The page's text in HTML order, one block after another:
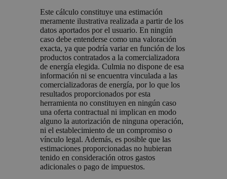
Este cálculo constituye una estimación
meramente ilustrativa realizada a partir de los
datos aportados por el usuario. En ningún
caso debe entenderse como una valoración
exacta, ya que podría variar en función de los
productos contratados a la comercializadora
de energía elegida. Culmia no dispone de esa
información ni se encuentra vinculada a las
comercializadoras de energía, por lo que los
resultados proporcionados por esta
herramienta no constituyen en ningún caso
una oferta contractual ni implican en modo
alguno la autorización de ninguna operación,
ni el establecimiento de un compromiso o
vínculo legal. Además, es posible que las
estimaciones proporcionadas no hubieran
tenido en consideración otros gastos
adicionales o pago de impuestos.